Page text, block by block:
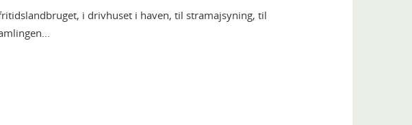
i drivhuset i haven, til stramajsyning, til